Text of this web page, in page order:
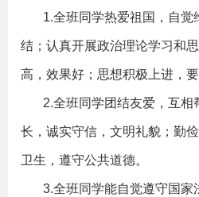
1.全班同学热爱祖国，自觉
结；认真开展政治理论学习和
高，效果好；思想积极上进，
2.全班同学团结友爱，互相
长，诚实守信，文明礼貌；勤
卫生，遵守公共道德。
3.全班同学能自觉遵守国家